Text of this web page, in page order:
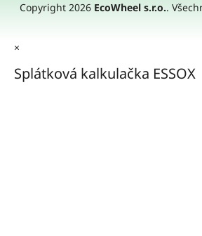
Copyright 2026 EcoWheel s.r.o..
×
Splátková kalkulačka ESSOX